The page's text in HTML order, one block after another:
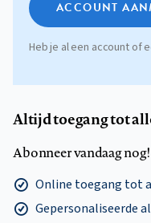
ACCOUNT
Heb je al een account of
Altijd toegang tot
Abonneer vandaag nog!
Online toegang tot
Gepersonaliseerde